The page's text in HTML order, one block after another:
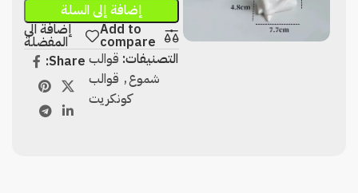
إضافة إلى السلة
Add to
compare
إضافة الى
المفضلة
التصنيفات: قوالب
شموع, قوالب
كونكريت
Share: